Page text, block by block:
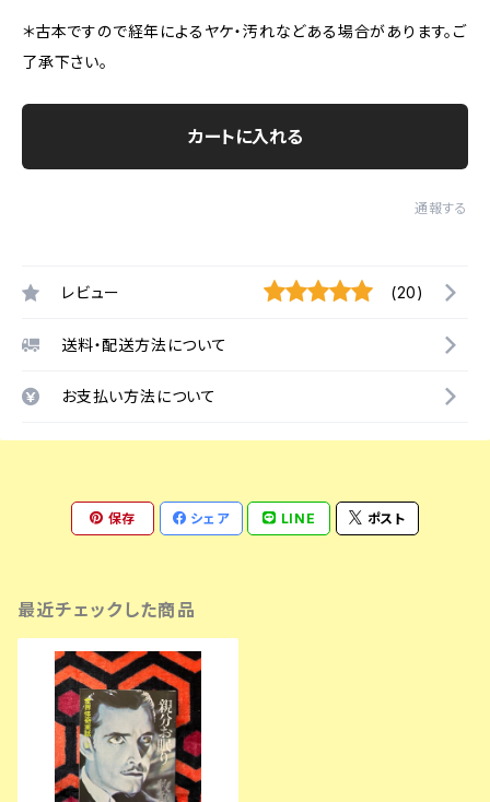
＊古本ですので経年によるヤケ・汚れなどある場合があります。ご
了承下さい。
カートに入れる
通報する
レビュー (20)
送料・配送方法について
お支払い方法について
保存 シェア LINE ポスト
最近チェックした商品